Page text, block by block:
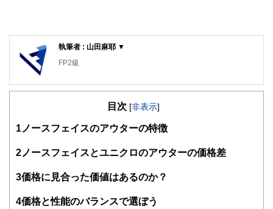
執筆者 : 山田麻耶 ▼
FP2級
目次 [非表示]
1 ノースフェイスのアウターの特徴
2 ノースフェイスとユニクロのアウターの価格差
3価格に見合った価値はあるのか？
4価格と性能のバランスで選ぼう